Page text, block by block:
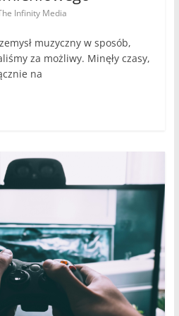
Infinity Media
muzyczny w sposób,
za możliwy. Minęły czasy,
na